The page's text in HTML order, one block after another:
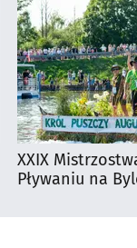
XXIX
Pływaniu na